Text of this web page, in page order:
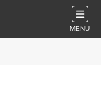
MENU